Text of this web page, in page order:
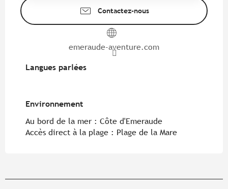
Contactez-nous
emeraude-aventure.com
Langues parlées
Langues parlées
Environnement
Environnement
Au bord de la mer : Côte d'Emeraude
Accès direct à la plage : Plage de la Mare